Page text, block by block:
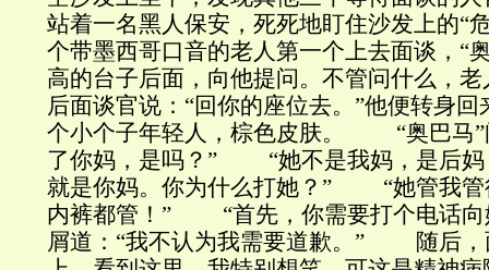
站着一名黑人保安，死死地盯住沙发上
个带墨西哥口音的老人第一个上去面谈，“
高的台子后面，向他提问。不管问什么，
后面谈官说：“回你的座位去。”他便转
个小个子年轻人，棕色皮肤。 “奥巴马”
了你妈，是吗？” “她不是我妈，是后
就是你妈。你为什么打她？” “她管我管
内裤都管！” “首先，你需要打个电话向
屑道：“我不认为我需要道歉。” 随后，